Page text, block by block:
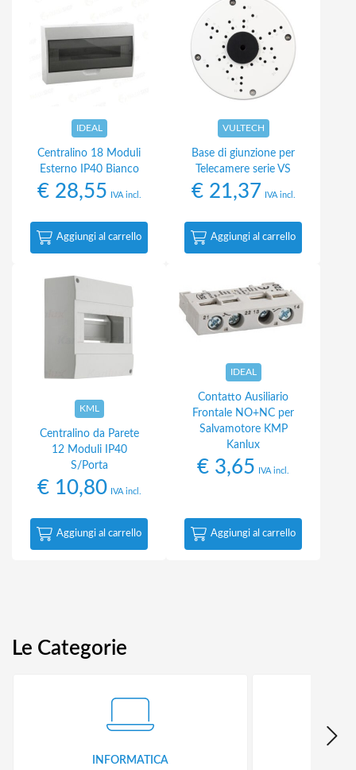
IDEAL
Centralino 18 Moduli
Esterno IP40 Bianco
€28,55 IVA incl.
Aggiungi al carrello
VULTECH
Base di giunzione per
Telecamere serie VS
€21,37 IVA incl.
Aggiungi al carrello
KML
Centralino da Parete
12 Moduli IP40
S/Porta
€10,80 IVA incl.
Aggiungi al carrello
IDEAL
Contatto Ausiliario
Frontale NO+NC per
Salvamotore KMP
Kanlux
€ 3,65 IVA incl.
Aggiungi al carrello
Le Categorie
INFORMATICA